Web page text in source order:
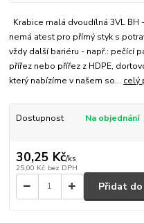
Krabice malá dvoudílná 3VL BH
nemá atest pro přímý styk s
vždy další bariéru - např.: pečící
přířez nebo přířez z HDPE,
který nabízíme v našem so... celý
Dostupnost Na objednání
30,25 Kč/ks
25,00 Kč bez DPH
Přidat